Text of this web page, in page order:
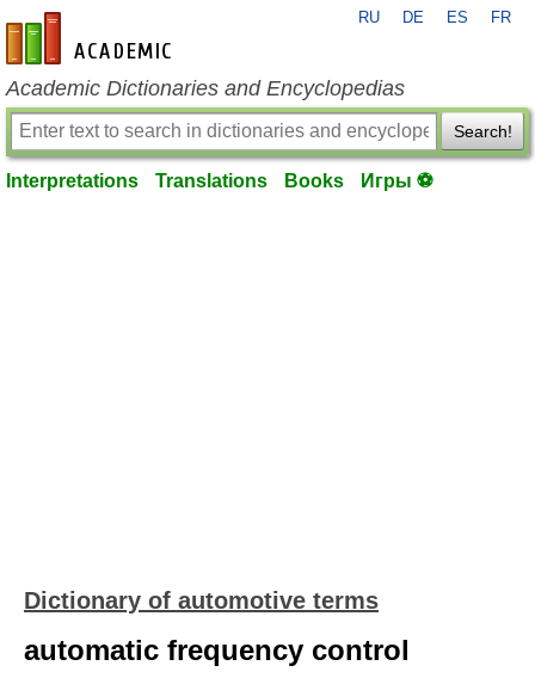
en-academic.com
RU DE ES FR
Academic Dictionaries and Encyclopedias
Search!
Interpretations Translations Books Игры ⚽
Dictionary of automotive terms
automatic frequency control